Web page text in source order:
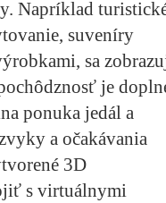
Napríklad
suveníry
sa
je
ponuka jedál a
a očakávania
3D
s virtuálnymi